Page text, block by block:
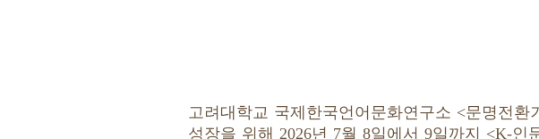
고려대학교 국제한국언어문화연구소 <문명전
성장을 위해 2026년 7월 8일에서 9일까지 <K-